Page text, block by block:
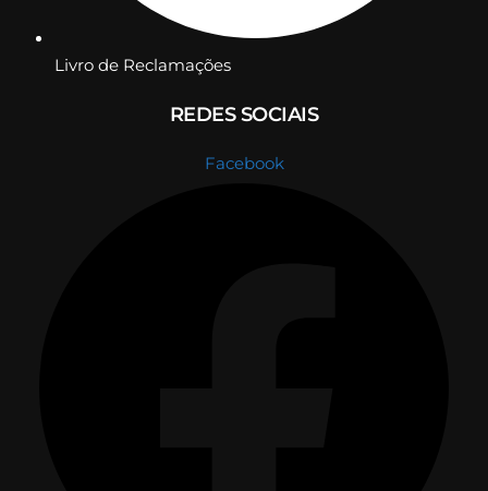
Livro de Reclamações
REDES SOCIAIS
Facebook